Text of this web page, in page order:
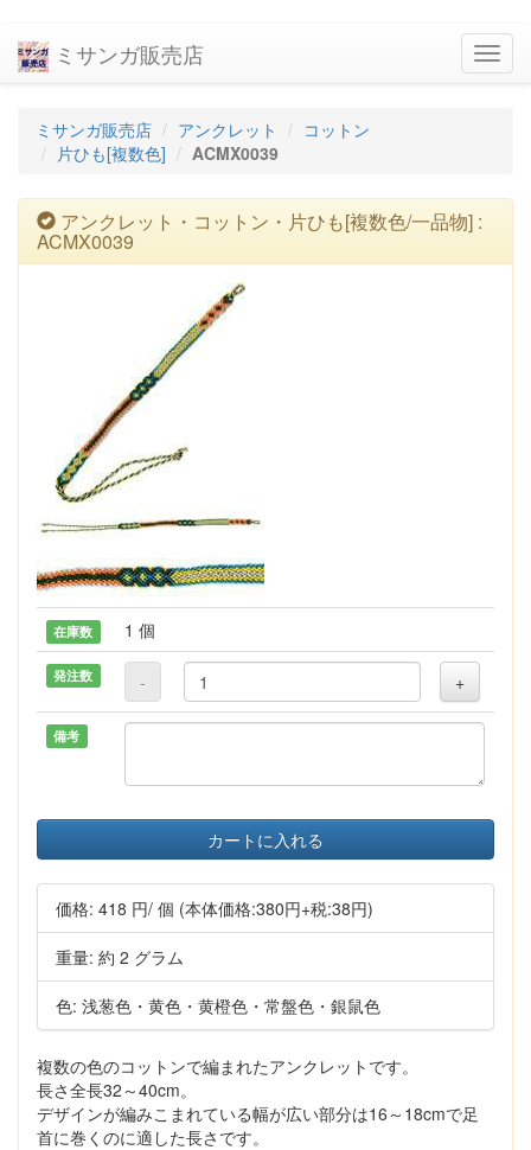
ミサンガ販売店
ミサンガ販売店 アンクレット
コットン
片ひも[複数色]
ACMX0039
アンクレット・コットン・片ひも[複数色/一品物] :
ACMX0039
在庫数 1 個
発注数 - +
備考
カートに入れる
価格: 418 円/ 個 (本体価格:380円+税:38円)
重量: 約 2 グラム
色: 浅葱色・黄色・黄橙色・常盤色・銀鼠色
複数の色のコットンで編まれたアンクレットです。
長さ全長32～40cm。
デザインが編みこまれている幅が広い部分は16～18cmで足
首に巻くのに適した長さです。